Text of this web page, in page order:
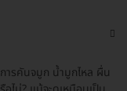
ารคันจมูก น้ำมูกไหล ผื่น